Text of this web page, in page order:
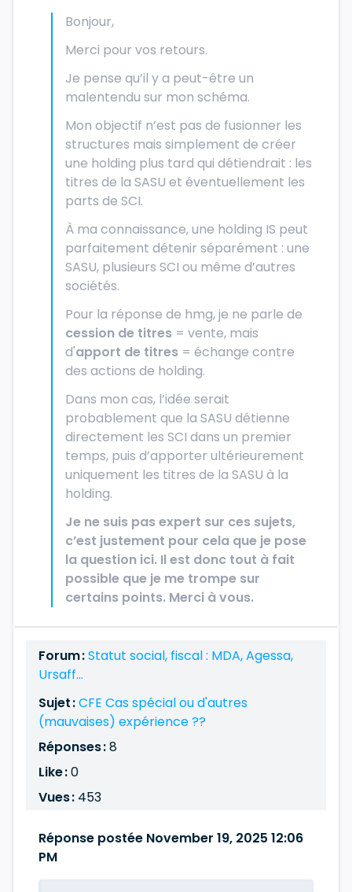
Bonjour,
Merci pour vos retours.
Je pense qu’il y a peut-être un
malentendu sur mon schéma.
Mon objectif n’est pas de fusionner les
structures mais simplement de créer
une holding plus tard qui détiendrait : les
titres de la SASU et éventuellement les
parts de SCI.
À ma connaissance, une holding IS peut
parfaitement détenir séparément : une
SASU, plusieurs SCI ou même d’autres
sociétés.
Pour la réponse de hmg, je ne parle de
cession de titres = vente, mais
d'apport de titres = échange contre
des actions de holding.
Dans mon cas, l’idée serait
probablement que la SASU détienne
directement les SCI dans un premier
temps, puis d’apporter ultérieurement
uniquement les titres de la SASU à la
holding.
Je ne suis pas expert sur ces sujets,
c’est justement pour cela que je pose
la question ici. Il est donc tout à fait
possible que je me trompe sur
certains points. Merci à vous.
Forum :Statut social, fiscal : MDA, Agessa,
Ursaff...
Sujet :CFE Cas spécial ou d'autres
(mauvaises) expérience ??
Réponses :8
Like :0
Vues : 453
Réponse postée November 19, 2025 12:06
PM